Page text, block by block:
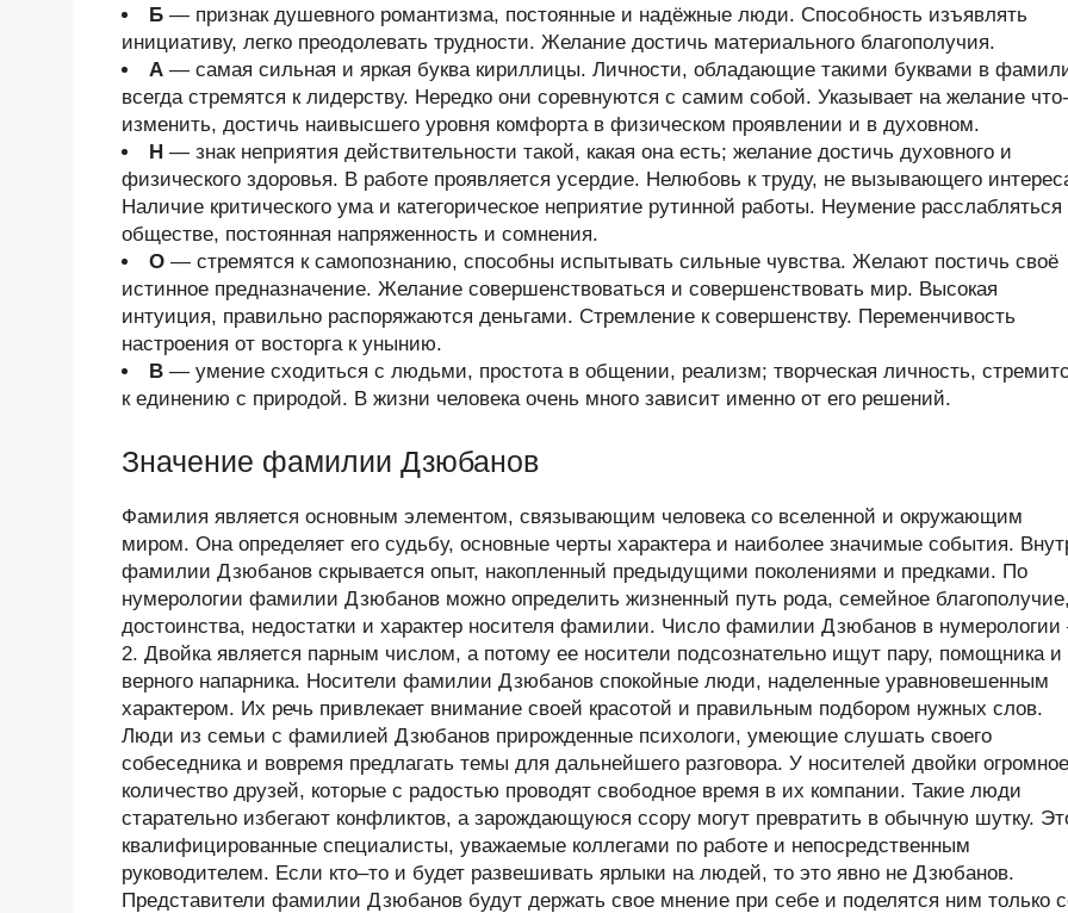
Б — признак душевного романтизма, постоянные и надёжные люди. Способность изъявлять
инициативу, легко преодолевать трудности. Желание достичь материального благополучия.
А — самая сильная и яркая буква кириллицы. Личности, обладающие такими буквами в
всегда стремятся к лидерству. Нередко они соревнуются с самим собой. Указывает на желание
изменить, достичь наивысшего уровня комфорта в физическом проявлении и в духовном.
Н — знак неприятия действительности такой, какая она есть; желание достичь духовного и
физического здоровья. В работе проявляется усердие. Нелюбовь к труду, не вызывающего
Наличие критического ума и категорическое неприятие рутинной работы. Неумение расслабляться
обществе, постоянная напряженность и сомнения.
О — стремятся к самопознанию, способны испытывать сильные чувства. Желают постичь своё
истинное предназначение. Желание совершенствоваться и совершенствовать мир. Высокая
интуиция, правильно распоряжаются деньгами. Стремление к совершенству. Переменчивость
настроения от восторга к унынию.
В — умение сходиться с людьми, простота в общении, реализм; творческая личность,
к единению с природой. В жизни человека очень много зависит именно от его решений.
Значение фамилии Дзюбанов
Фамилия является основным элементом, связывающим человека со вселенной и окружающим
миром. Она определяет его судьбу, основные черты характера и наиболее значимые события.
фамилии Дзюбанов скрывается опыт, накопленный предыдущими поколениями и предками. По
нумерологии фамилии Дзюбанов можно определить жизненный путь рода, семейное благополучие,
достоинства, недостатки и характер носителя фамилии. Число фамилии Дзюбанов в
2. Двойка является парным числом, а потому ее носители подсознательно ищут пару, помощника и
верного напарника. Носители фамилии Дзюбанов спокойные люди, наделенные уравновешенным
характером. Их речь привлекает внимание своей красотой и правильным подбором нужных слов.
Люди из семьи с фамилией Дзюбанов прирожденные психологи, умеющие слушать своего
собеседника и вовремя предлагать темы для дальнейшего разговора. У носителей двойки огромное
количество друзей, которые с радостью проводят свободное время в их компании. Такие люди
старательно избегают конфликтов, а зарождающуюся ссору могут превратить в обычную шутку.
квалифицированные специалисты, уважаемые коллегами по работе и непосредственным
руководителем. Если кто–то и будет развешивать ярлыки на людей, то это явно не Дзюбанов.
Представители фамилии Дзюбанов будут держать свое мнение при себе и поделятся ним только